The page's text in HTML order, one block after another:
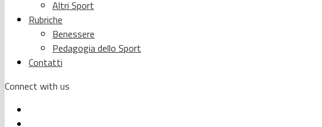
Altri Sport
Rubriche
Benessere
Pedagogia dello Sport
Contatti
Connect with us